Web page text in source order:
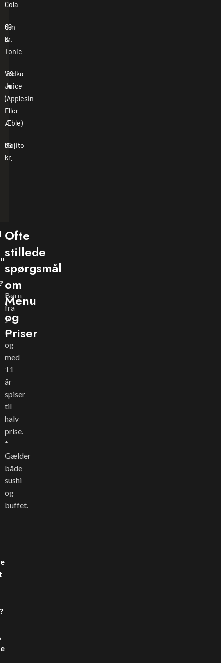
Cola
Gin
&
Tonic
69
kr.
Vodka
Juice
(Applesin
Eller
Æble)
69
kr.
Mojito
69
kr.
Ofte
stillede
spørgsmål
om
Menu
og
Priser
Børn
fra
2
til
og
med
11
år
spiser
til
halv
prise.
*
Gælder
både
sushi
og
buffet.